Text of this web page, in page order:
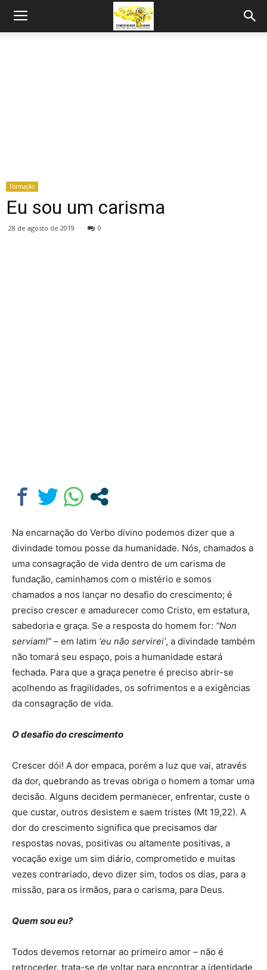
Formação
Eu sou um carisma
28 de agosto de 2019 0
Na encarnação do Verbo divino podemos dizer que a
divindade tomou posse da humanidade. Nós, chamados a
uma consagração de vida dentro de um carisma de
fundação, caminhamos com o mistério e somos
chamados a nos lançar no desafio do crescimento; é
preciso crescer e amadurecer como Cristo, em estatura,
sabedoria e graça. Se a resposta do homem for: “Non
serviam!” – em latim ‘eu não servirei’, a divindade também
não tomará seu espaço, pois a humanidade estará
fechada. Para que a graça penetre é preciso abrir-se
acolhendo as fragilidades, os sofrimentos e a exigências
da consagração de vida.
O desafio do crescimento
Crescer dói! A dor empaca, porém a luz que vai, através
da dor, quebrando as trevas obriga o homem a tomar uma
decisão. Alguns decidem permanecer, enfrentar, custe o
que custar, outros desistem e saem tristes (Mt 19,22). A
dor do crescimento significa que precisamos dar
respostas novas, positivas ou altamente positivas, a
vocação exige um sim diário, comprometido e muitas
vezes contrariado, devo dizer sim, todos os dias, para a
missão, para os irmãos, para o carisma, para Deus.
Quem sou eu?
Todos devemos retornar ao primeiro amor – não é
retroceder, trata-se de voltar para encontrar a identidade